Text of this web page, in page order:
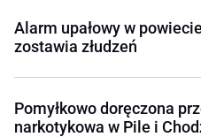
Alarm upałowy w
zostawia złudzeń
Pomyłkowo doręczona
narkotykowa w Pile i